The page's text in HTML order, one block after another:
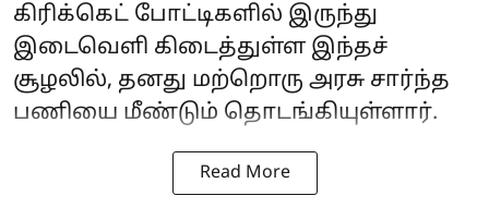
கிரிக்கெட் போட்டிகளில் இருந்து
இடைவெளி கிடைத்துள்ள இந்தச்
சூழலில், தனது மற்றொரு அரசு சார்ந்த
பணியை மீண்டும் தொடங்கியுள்ளார்.
Read More